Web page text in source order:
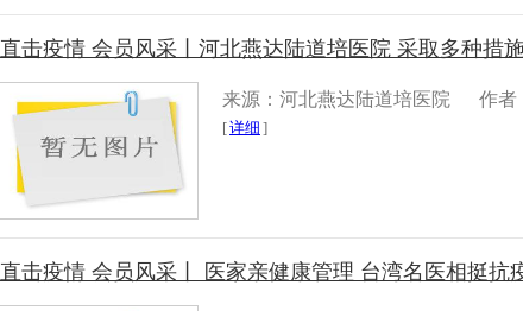
直击疫情 会员风采丨河北燕达陆道培医院 采取多种措
来源：河北燕达陆道培医院 作者
[详细 ]
直击疫情 会员风采丨 医家亲健康管理 台湾名医相挺抗